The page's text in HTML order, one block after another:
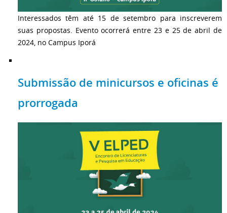
Interessados têm até 15 de setembro para inscreverem
suas propostas. Evento ocorrerá entre 23 e 25 de abril de
2024, no Campus Iporá
Submissão de minicursos e oficinas é
prorrogada